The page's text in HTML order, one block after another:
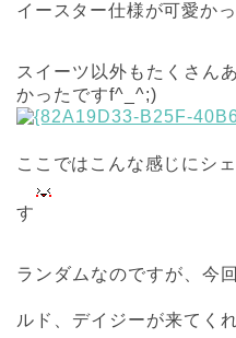
イースター仕様が可愛か
スイーツ以外もたくさん
かったですf^_^;)
ここではこんな感じにシ
す
ランダムなのですが、今
ルド、デイジーが来てく